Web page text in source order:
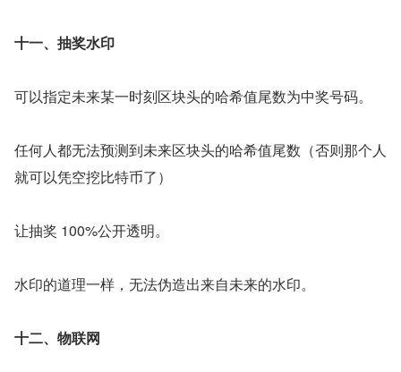
十一、抽奖水印
可以指定未来某一时刻区块头的哈希值尾数为中奖号码。
任何人都无法预测到未来区块头的哈希值尾数（否则那个人
就可以凭空挖比特币了）
让抽奖 100%公开透明。
水印的道理一样，无法伪造出来自未来的水印。
十二、物联网